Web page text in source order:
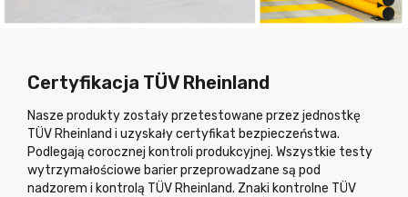
Certyfikacja TÜV Rheinland
Nasze produkty zostały przetestowane przez jednostkę
TÜV Rheinland i uzyskały certyfikat bezpieczeństwa.
Podlegają corocznej kontroli produkcyjnej. Wszystkie testy
wytrzymałościowe barier przeprowadzane są pod
nadzorem i kontrolą TÜV Rheinland. Znaki kontrolne TÜV